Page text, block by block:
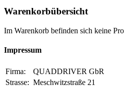
Warenkorbübersicht
Im Warenkorb befinden sich keine
Impressum
Firma:
QUADDRIVER GbR
Strasse: Meschwitzstraße 21